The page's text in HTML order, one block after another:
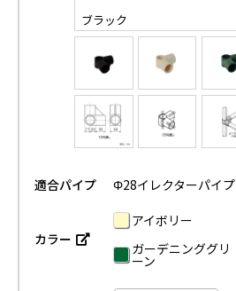
ブラック
適合パイプ Φ28イレクターパイプ
カラー
アイボリー
ガーデニンググリ
ーン